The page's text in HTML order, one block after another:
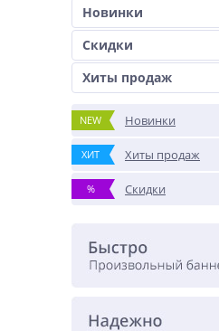
Новинки
Скидки
Хиты продаж
NEW Новинки
ХИТ Хиты продаж
% Скидки